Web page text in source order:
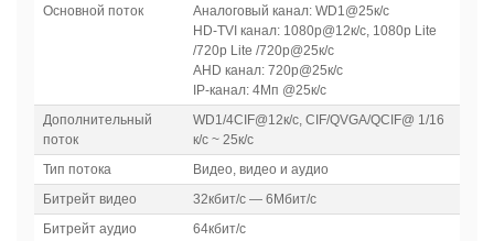
Основной поток
Аналоговый канал: WD1@25к/с
HD-TVI канал: 1080p@12к/с, 1080p Lite
/720p Lite /720p@25к/с
AHD канал: 720p@25к/с
IP-канал: 4Мп @25к/с
Дополнительный
поток
WD1/4CIF@12к/с, CIF/QVGA/QCIF@ 1/16
к/с ~ 25к/с
Тип потока
Видео, видео и аудио
Битрейт видео
32кбит/с — 6Мбит/с
Битрейт аудио
64кбит/с